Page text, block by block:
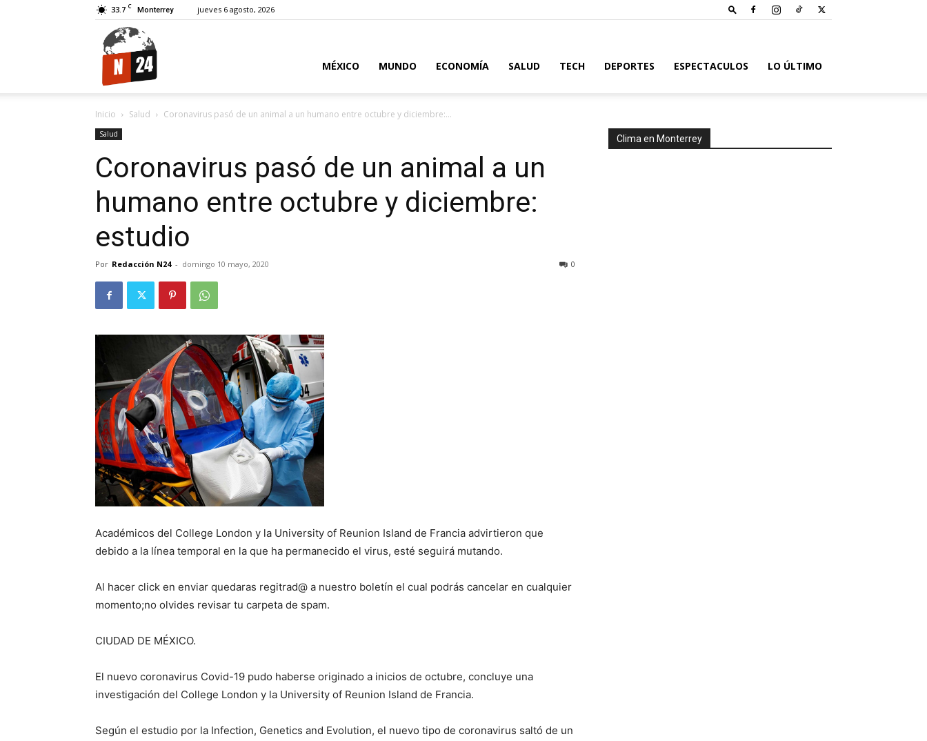
33.7 C Monterrey jueves 6 agosto, 2026
MÉXICO MUNDO ECONOMÍA SALUD TECH DEPORTES ESPECTACULOS LO ÚLTIMO
Inicio Salud Coronavirus pasó de un animal a un humano entre octubre y diciembre:...
Salud
Coronavirus pasó de un animal a un
humano entre octubre y diciembre:
estudio
Por Redacción N24 - domingo 10 mayo, 2020 0
Académicos del College London y la University of Reunion Island de Francia advirtieron que
debido a la línea temporal en la que ha permanecido el virus, esté seguirá mutando.
Al hacer click en enviar quedaras regitrad@ a nuestro boletín el cual podrás cancelar en cualquier
momento;no olvides revisar tu carpeta de spam.
CIUDAD DE MÉXICO.
El nuevo coronavirus Covid-19 pudo haberse originado a inicios de octubre, concluye una
investigación del College London y la University of Reunion Island de Francia.
Según el estudio por la Infection, Genetics and Evolution, el nuevo tipo de coronavirus saltó de un
Clima en Monterrey